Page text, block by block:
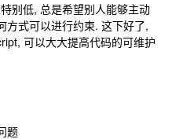
别低, 总是希望别人能够主动
方式可以进行约束. 这下好了,
可以大大提高代码的可维护
题